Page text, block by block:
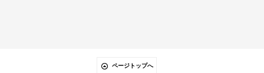
ページトップへ